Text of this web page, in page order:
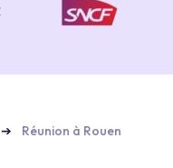
Réunion à Rouen